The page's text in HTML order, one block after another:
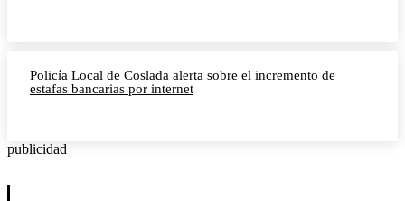
Policía Local de Coslada alerta sobre el incremento de
estafas bancarias por internet
publicidad